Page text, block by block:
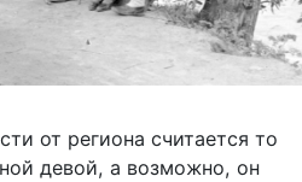
от региона считается то
девой, а возможно, он